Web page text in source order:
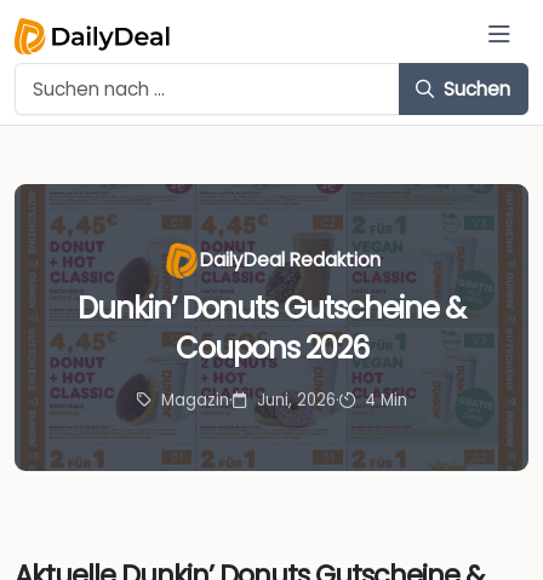
Suchen
DailyDeal Redaktion
Dunkin’ Donuts Gutscheine &
Coupons 2026
Magazin· Juni, 2026· 4 Min